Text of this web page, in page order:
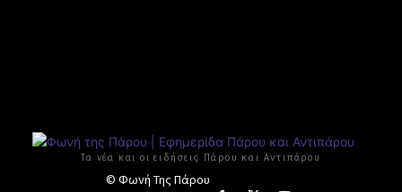
Τα νέα και οι ειδήσεις Πάρου και Αντιπάρου
© Φωνή Της Πάρου